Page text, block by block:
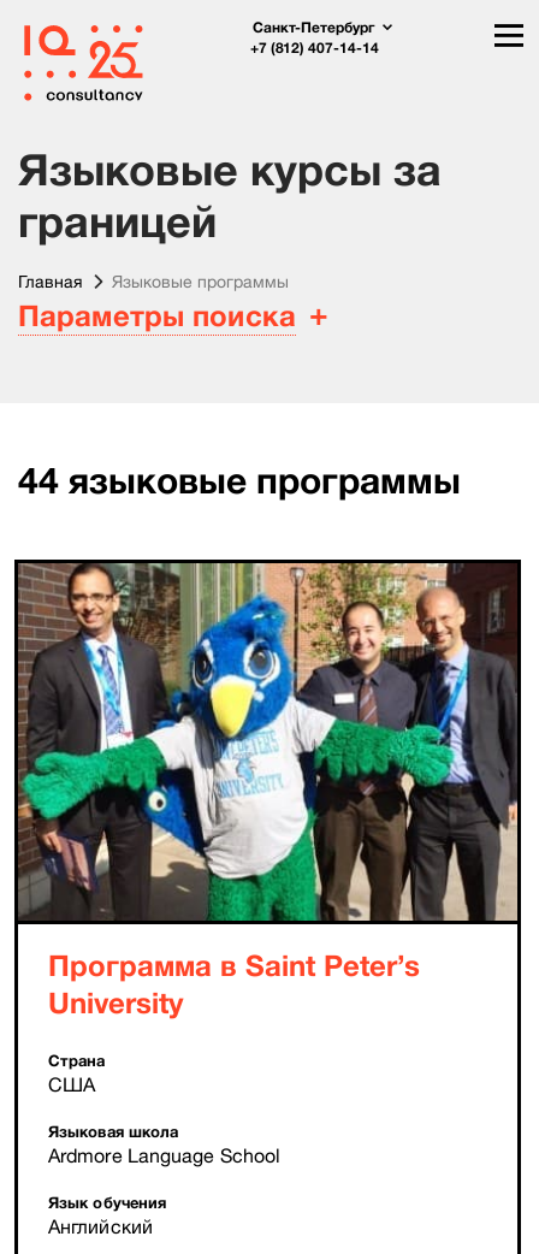
Санкт-Петербург
+7 (812) 407-14-14
Языковые курсы за
границей
Главная Языковые программы
Параметры поиска
44 языковые программы
Программа в Saint Peter’s
University
Страна
США
Языковая школа
Ardmore Language School
Язык обучения
Английский